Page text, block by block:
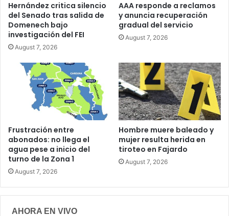
Hernández critica silencio
del Senado tras salida de
Domenech bajo
investigación del FEI
August 7, 2026
AAA responde a reclamos
y anuncia recuperación
gradual del servicio
August 7, 2026
Frustración entre
abonados: no llega el
agua pese a inicio del
turno de la Zona 1
August 7, 2026
Hombre muere baleado y
mujer resulta herida en
tiroteo en Fajardo
August 7, 2026
AHORA EN VIVO